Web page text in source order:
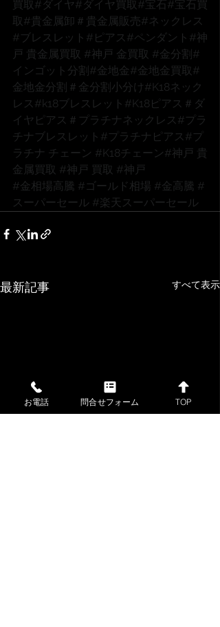
買取 #ダイヤ #ダイヤ買取 #宝石#宝石買
取 #貴金属卸 ＃貴金属販売#ネックレス
#ブレスレット #ピアス #ペンダント #神
戸 貴金属買取 #神戸 金買取 #金分割 #
インゴット分割 #金地金 #金地金買取 #
金地金分割 ＃金分割小分け #K18ネック
レス #k18ブレスレット #K18ピアス ＃ダ
イヤピアス ＃プラチナネックレス #プラ
チナブレスレット #プラチナピアス #プ
ラチナ チェーン #K18チェーン #神戸 貴
金属買取 #神戸 買取 #神戸
#金相場高騰 #ゴールド相場 #金高騰 #
スーパーセール #楽天スーパーセール
最新記事 すべて表示
お電話 問合せフォーム TOP